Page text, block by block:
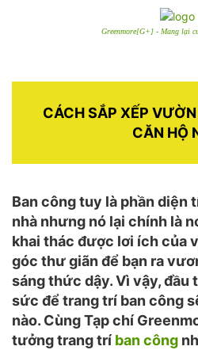
Greenmore[G+] - Mang lại
CÁCH SẮP XẾP
CĂN HỘ
Ban công tuy là phần diện
nhà nhưng nó lại chính là
khai thác được lơi ích của
góc thư giãn để bạn ra
sáng thức dậy. Vì vậy, đầu
sức để trang trí ban công
nào. Cùng Tạp chí
tưởng trang trí ban công